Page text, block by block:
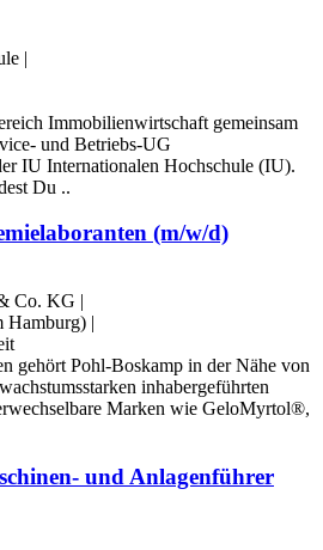
|
Immobilienwirtschaft gemeinsam
und Betriebs-UG
IU Internationalen Hochschule (IU).
Du ..
(m/w/d)
Co. KG |
Hamburg) |
gehört Pohl-Boskamp in der Nähe von
inhabergeführten
Marken wie GeloMyrtol®,
und Anlagenführer